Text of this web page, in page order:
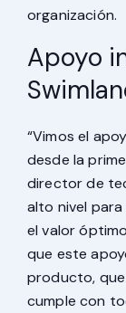
organización.
Apoyo
“Vimos el
desde la
director de
alto nivel
el valor
que este
producto,
cumple con